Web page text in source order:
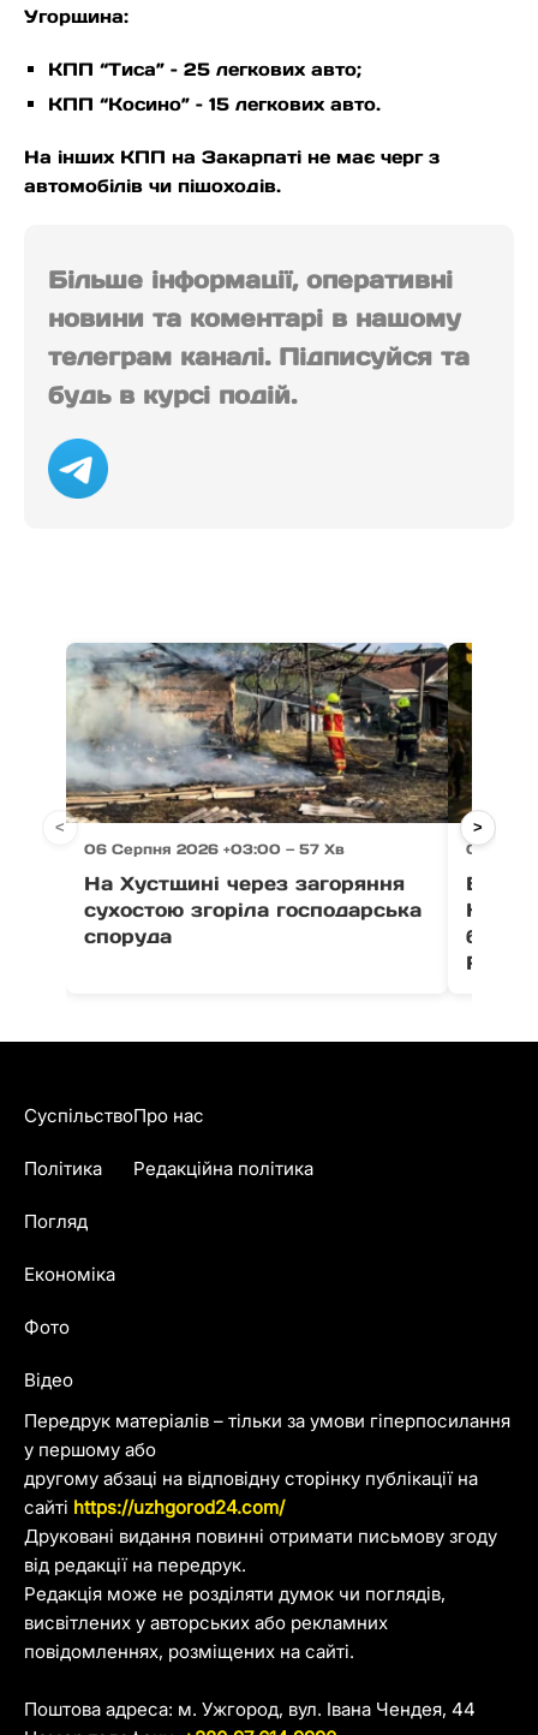
Угорщина:
КПП “Тиса” – 25 легкових авто;
КПП “Косино” – 15 легкових авто.
На інших КПП на Закарпаті не має черг з
автомобілів чи пішоходів.
Більше інформації, оперативні
новини та коментарі в нашому
телеграм каналі. Підписуйся та
будь в курсі подій.
06 Серпня 2026 +03:00 — 57 Хв
На Хустщині через загоряння
сухостою згоріла господарська
споруда
06
В
Fest
< >
Передрук матеріалів – тільки за умови гіперпосилання
у першому або
другому абзаці на відповідну сторінку публікації на
сайті https://uzhgorod24.com/
Друковані видання повинні отримати письмову згоду
від редакції на передрук.
Редакція може не розділяти думок чи поглядів,
висвітлених у авторських або рекламних
повідомленнях, розміщених на сайті.
Поштова адреса: м. Ужгород, вул. Івана Чендея, 44
Суспільство
Політика
Погляд
Економіка
Фото
Відео
Про нас
Редакційна політика